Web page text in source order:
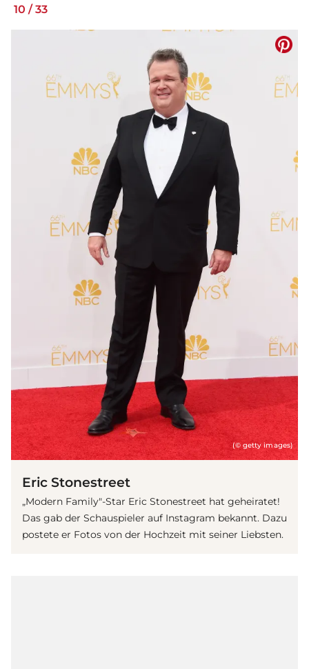
10 /33
(© getty images)
Eric Stonestreet
„Modern Family"-Star Eric Stonestreet hat geheiratet!
Das gab der Schauspieler auf Instagram bekannt. Dazu
postete er Fotos von der Hochzeit mit seiner Liebsten.